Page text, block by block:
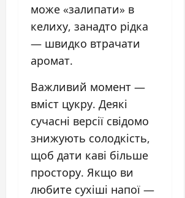
може «залипати» в
келиху, занадто рідка
— швидко втрачати
аромат.
Важливий момент —
вміст цукру. Деякі
сучасні версії свідомо
знижують солодкість,
щоб дати каві більше
простору. Якщо ви
любите сухіші напої —